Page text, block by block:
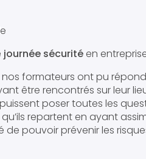
journée sécuritéen
formateurs ont pu
être rencontrés sur leur
poser toutes les
repartent en ayant
pouvoir prévenir les